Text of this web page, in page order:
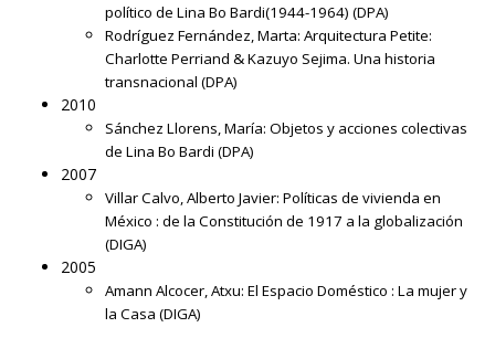
político de Lina Bo Bardi(1944-1964) (DPA)
Rodríguez Fernández, Marta: Arquitectura Petite:
Charlotte Perriand & Kazuyo Sejima. Una historia
transnacional (DPA)
2010
Sánchez Llorens, María: Objetos y acciones colectivas
de Lina Bo Bardi (DPA)
2007
Villar Calvo, Alberto Javier: Políticas de vivienda en
México : de la Constitución de 1917 a la globalización
(DIGA)
2005
Amann Alcocer, Atxu: El Espacio Doméstico : La mujer y
la Casa (DIGA)